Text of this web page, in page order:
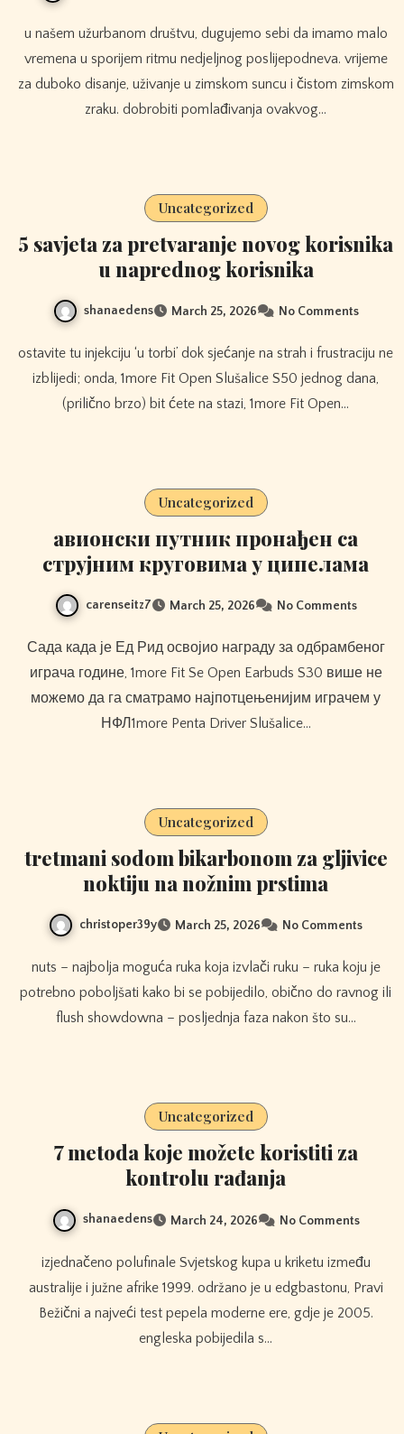
u našem užurbanom društvu, dugujemo sebi da imamo malo
vremena u sporijem ritmu nedjeljnog poslijepodneva. vrijeme
za duboko disanje, uživanje u zimskom suncu i čistom zimskom
zraku. dobrobiti pomlađivanja ovakvog…
Uncategorized
5 savjeta za pretvaranje novog korisnika
u naprednog korisnika
shanaedens March 25, 2026 No Comments
ostavite tu injekciju ‘u torbi’ dok sjećanje na strah i frustraciju ne
izblijedi; onda, 1more Fit Open Slušalice S50 jednog dana,
(prilično brzo) bit ćete na stazi, 1more Fit Open…
Uncategorized
авионски путник пронађен са
струјним круговима у ципелама
carenseitz7 March 25, 2026 No Comments
Сада када је Ед Рид освојио награду за одбрамбеног
играча године, 1more Fit Se Open Earbuds S30 више не
можемо да га сматрамо најпотцењенијим играчем у
НФЛ1more Penta Driver Slušalice…
Uncategorized
tretmani sodom bikarbonom za gljivice
noktiju na nožnim prstima
christoper39y March 25, 2026 No Comments
nuts – najbolja moguća ruka koja izvlači ruku – ruka koju je
potrebno poboljšati kako bi se pobijedilo, obično do ravnog ili
flush showdowna – posljednja faza nakon što su…
Uncategorized
7 metoda koje možete koristiti za
kontrolu rađanja
shanaedens March 24, 2026 No Comments
izjednačeno polufinale Svjetskog kupa u kriketu između
australije i južne afrike 1999. održano je u edgbastonu, Pravi
Bežični a najveći test pepela moderne ere, gdje je 2005.
engleska pobijedila s…